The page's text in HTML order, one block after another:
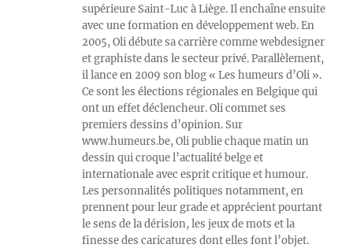
supérieure Saint-Luc à Liège. Il enchaîne ensuite
avec une formation en développement web. En
2005, Oli débute sa carrière comme webdesigner
et graphiste dans le secteur privé. Parallèlement,
il lance en 2009 son blog « Les humeurs d’Oli ».
Ce sont les élections régionales en Belgique qui
ont un effet déclencheur. Oli commet ses
premiers dessins d’opinion. Sur
www.humeurs.be, Oli publie chaque matin un
dessin qui croque l’actualité belge et
internationale avec esprit critique et humour.
Les personnalités politiques notamment, en
prennent pour leur grade et apprécient pourtant
le sens de la dérision, les jeux de mots et la
finesse des caricatures dont elles font l’objet.